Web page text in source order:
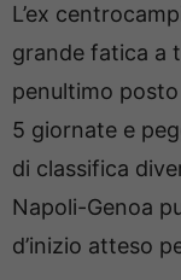
L’ex
grande fatica a
penultimo
5 giornate e
di classifica
Napoli-Genoa
d’inizio atteso